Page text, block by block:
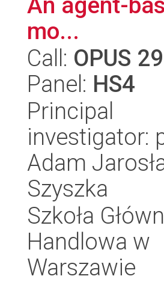
mo...
Call: OPUS 29
Panel: HS4
Principal
investigator:
Adam
Szyszka
Szkoła
Handlowa w
Warszawie